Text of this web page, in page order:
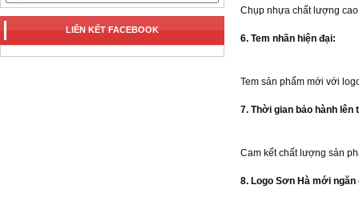
LIÊN KẾT FACEBOOK
Chụp nhựa chất lượng
6. Tem nhãn hiện đại:
Tem sản phẩm mới với
7. Thời gian bảo hành lên
Cam kết chất lượng sản
8. Logo Sơn Hà mới